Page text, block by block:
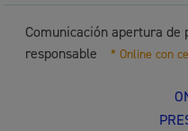
Comunicación apertura de
responsable
* Online con